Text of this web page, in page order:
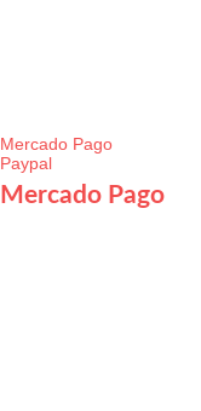
Mercado Pago
Paypal
Mercado Pago